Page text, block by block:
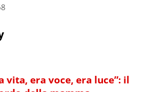
vita, era voce, era luce”: il